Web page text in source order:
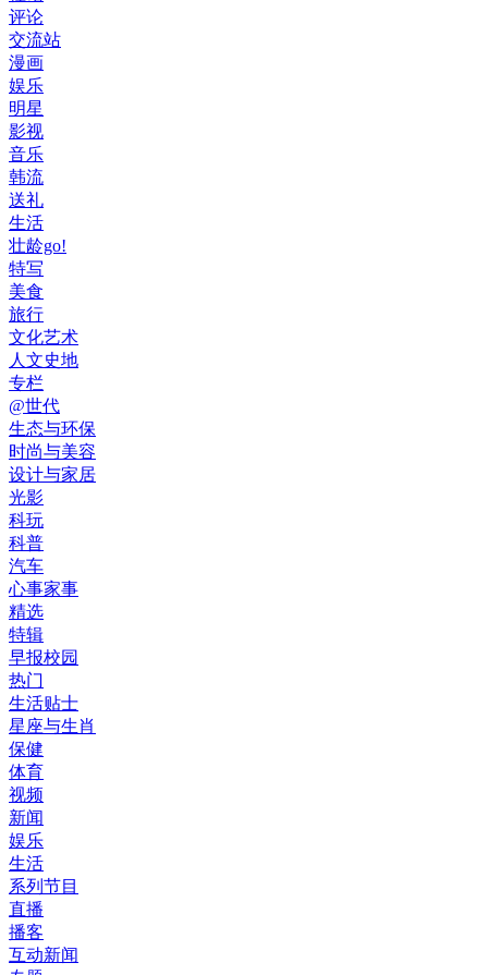
评论
交流站
漫画
娱乐
明星
影视
音乐
韩流
送礼
生活
壮龄go!
特写
美食
旅行
文化艺术
人文史地
专栏
@世代
生态与环保
时尚与美容
设计与家居
光影
科玩
科普
汽车
心事家事
精选
特辑
早报校园
热门
生活贴士
星座与生肖
保健
体育
视频
新闻
娱乐
生活
系列节目
直播
播客
互动新闻